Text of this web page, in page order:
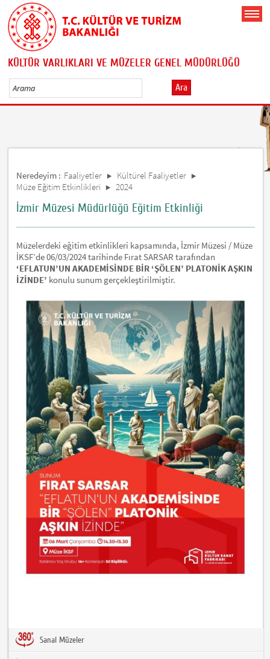
KÜLTÜR VARLIKLARI VE MÜZELER GENEL MÜDÜRLÜĞÜ
Ara
Neredeyim : Faaliyetler
Kültürel Faaliyetler
Müze Eğitim Etkinlikleri
2024
İzmir Müzesi Müdürlüğü Eğitim Etkinliği
Müzelerdeki eğitim etkinlikleri kapsamında, İzmir Müzesi / Müze
İKSF’de 06/03/2024 tarihinde Fırat SARSAR tarafından
‘EFLATUN’UN AKADEMİSİNDE BİR ‘ŞÖLEN’ PLATONİK AŞKIN
İZİNDE’ konulu sunum gerçekleştirilmiştir.
Sanal Müzeler